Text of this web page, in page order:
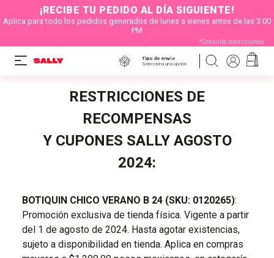
¡RECIBE TU PEDIDO AL DÍA SIGUIENTE!
Aplica para todo los pedidos generados de lunes a vienes antes de las 3:00
PM
*Consulta restricciones
Tipo de envío
Selecciona una opción
RESTRICCIONES DE
RECOMPENSAS
Y CUPONES SALLY AGOSTO
2024:
BOTIQUIN CHICO VERANO B 24 (SKU: 0120265):
Promoción exclusiva de tienda física. Vigente a partir
del 1 de agosto de 2024. Hasta agotar existencias,
sujeto a disponibilidad en tienda. Aplica en compras